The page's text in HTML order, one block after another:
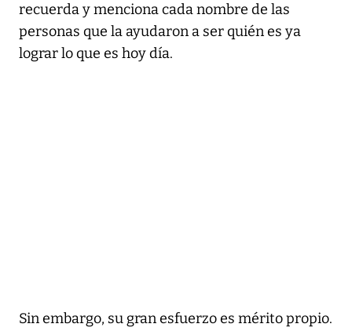
recuerda y menciona cada nombre de las
personas que la ayudaron a ser quién es ya
lograr lo que es hoy día.
Sin embargo, su gran esfuerzo es mérito propio.